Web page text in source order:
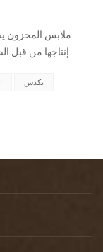
ملابس المخزون
إنتاجها من قبل
غالبًا ما يتم
تكدس